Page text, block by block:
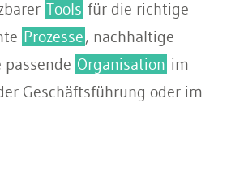
Tools für die richtige
Prozesse, nachhaltige
Organisation im
Geschäftsführung oder im